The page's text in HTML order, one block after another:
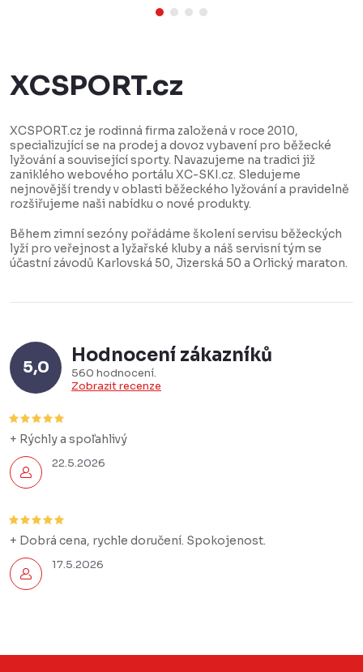
XCSPORT.cz
XCSPORT.cz je rodinná firma založená v roce 2010,
specializující se na prodej a dovoz vybavení pro běžecké
lyžování a související sporty. Navazujeme na tradici již
zaniklého webového portálu XC-SKI.cz. Sledujeme
nejnovější trendy v oblasti běžeckého lyžování a pravidelně
rozšiřujeme naši nabídku o nové produkty.
Během zimní sezóny pořádáme školení servisu běžeckých
lyží pro veřejnost a lyžařské kluby a náš servisní tým se
účastní závodů Karlovská 50, Jizerská 50 a Orlický maraton.
5,0
Hodnocení zákazníků
560 hodnocení
Zobrazit recenze
22.5.2026
+ Rýchly a spoľahlivý
17.5.2026
+ Dobrá cena, rychle doručení. Spokojenost.